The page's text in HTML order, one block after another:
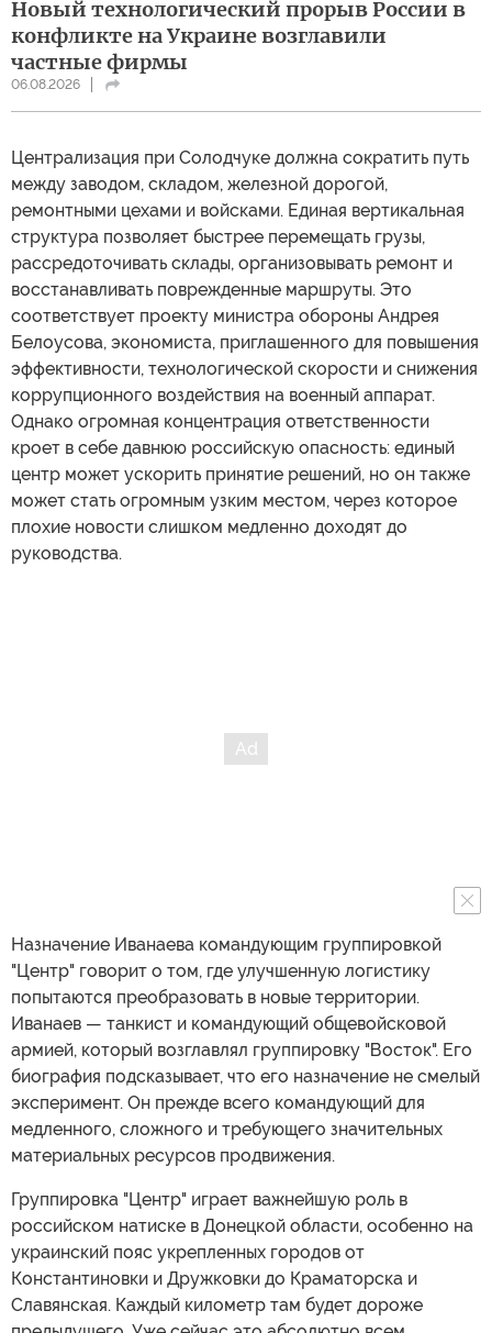
Новый технологический прорыв России в
конфликте на Украине возглавили
частные фирмы
06.08.2026
Централизация при Солодчуке должна сократить путь
между заводом, складом, железной дорогой,
ремонтными цехами и войсками. Единая вертикальная
структура позволяет быстрее перемещать грузы,
рассредоточивать склады, организовывать ремонт и
восстанавливать поврежденные маршруты. Это
соответствует проекту министра обороны Андрея
Белоусова, экономиста, приглашенного для повышения
эффективности, технологической скорости и снижения
коррупционного воздействия на военный аппарат.
Однако огромная концентрация ответственности
кроет в себе давнюю российскую опасность: единый
центр может ускорить принятие решений, но он также
может стать огромным узким местом, через которое
плохие новости слишком медленно доходят до
руководства.
Назначение Иванаева командующим группировкой
"Центр" говорит о том, где улучшенную логистику
попытаются преобразовать в новые территории.
Иванаев — танкист и командующий общевойсковой
армией, который возглавлял группировку "Восток". Его
биография подсказывает, что его назначение не смелый
эксперимент. Он прежде всего командующий для
медленного, сложного и требующего значительных
материальных ресурсов продвижения.
Группировка "Центр" играет важнейшую роль в
российском натиске в Донецкой области, особенно на
украинский пояс укрепленных городов от
Константиновки и Дружковки до Краматорска и
Славянская. Каждый километр там будет дороже